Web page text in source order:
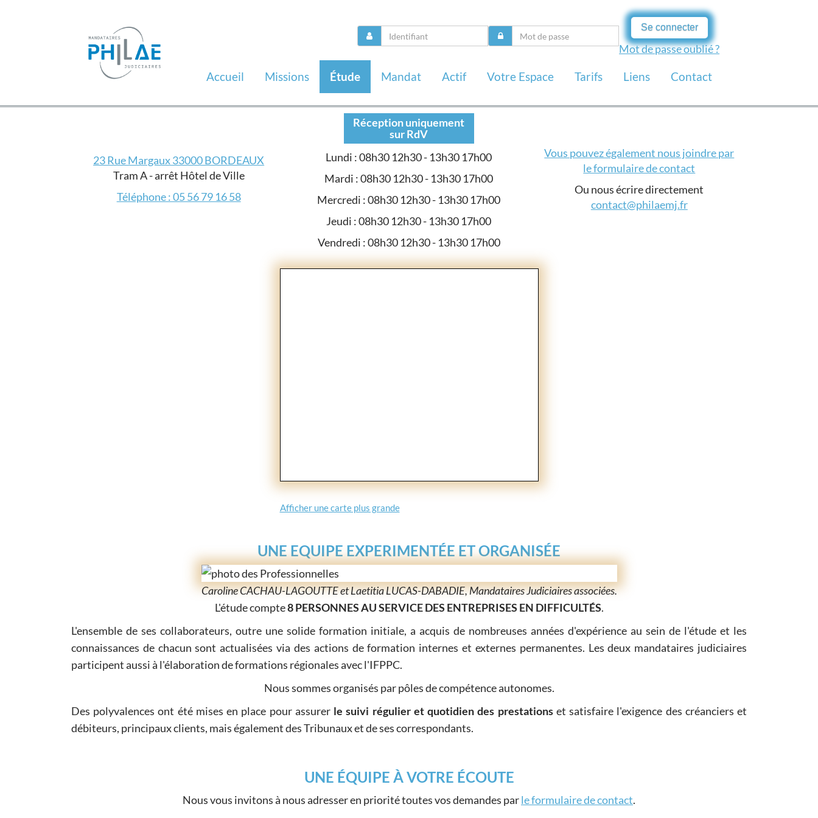
Se connecter
Mot de passe oublié ?
Accueil Missions Étude Mandat Actif Votre Espace Tarifs Liens Contact
23 Rue Margaux 33000 BORDEAUX
Tram A - arrêt Hôtel de Ville
Téléphone : 05 56 79 16 58
Réception uniquement
sur RdV
Lundi : 08h30 12h30 - 13h30 17h00
Mardi : 08h30 12h30 - 13h30 17h00
Mercredi : 08h30 12h30 - 13h30 17h00
Jeudi : 08h30 12h30 - 13h30 17h00
Vendredi : 08h30 12h30 - 13h30 17h00
Vous pouvez également nous joindre par
le formulaire de contact
Ou nous écrire directement
contact@philaemj.fr
Afficher une carte plus grande
UNE EQUIPE EXPERIMENTÉE ET ORGANISÉE
Caroline CACHAU-LAGOUTTE et Laetitia LUCAS-DABADIE, Mandataires Judiciaires associées.
L'étude compte8 PERSONNES AU SERVICE DES ENTREPRISES EN DIFFICULTÉS.
L'ensemble de ses collaborateurs, outre une solide formation initiale, a acquis de nombreuses années d'expérience au sein de l'étude et les
connaissances de chacun sont actualisées via des actions de formation internes et externes permanentes. Les deux mandataires judiciaires
participent aussi à l'élaboration de formations régionales avec l'IFPPC.
Nous sommes organisés par pôles de compétence autonomes.
Des polyvalences ont été mises en place pour assurer le suivi régulier et quotidien des prestationset satisfaire l'exigence des créanciers et
débiteurs, principaux clients, mais également des Tribunaux et de ses correspondants.
UNE ÉQUIPE À VOTRE ÉCOUTE
Nous vous invitons à nous adresser en priorité toutes vos demandes parle formulaire de contact.